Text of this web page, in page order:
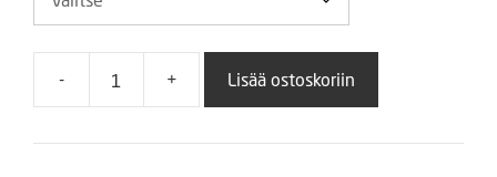
-
Sinilobelia
Blue
+ Lisää ostoskoriin